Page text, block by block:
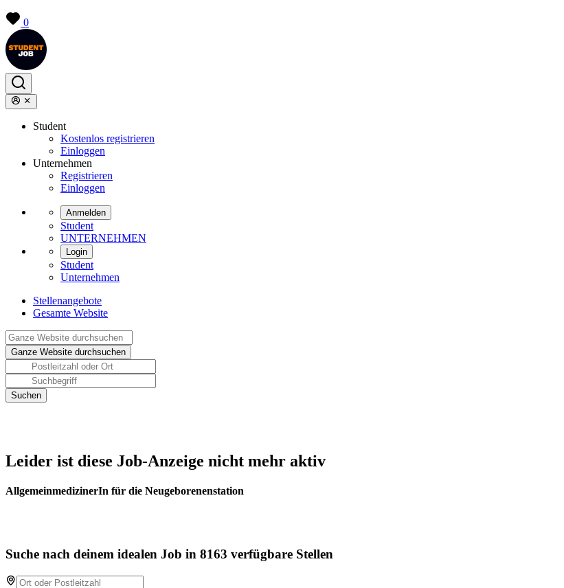
0
Student
Kostenlos registrieren
Einloggen
Unternehmen
Registrieren
Einloggen
Anmelden
Student
UNTERNEHMEN
Login
Student
Unternehmen
Stellenangebote
Gesamte Website
Leider ist diese Job-Anzeige nicht mehr aktiv
AllgemeinmedizinerIn für die Neugeborenenstation
Suche nach deinem idealen Job in 8163 verfügbare Stellen